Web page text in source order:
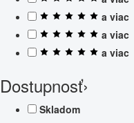
a viac
a viac
a viac
Dostupnosť›
Skladom